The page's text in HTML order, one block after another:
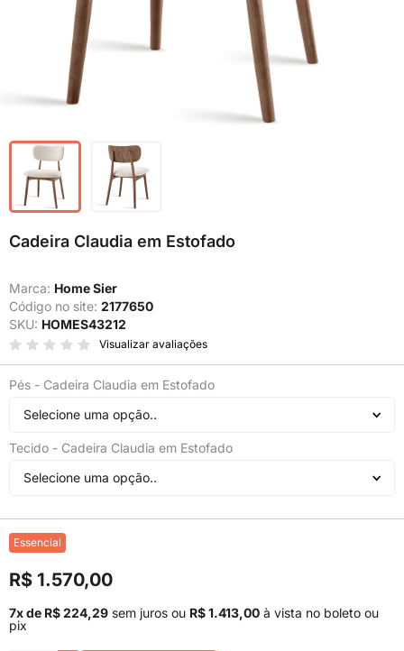
Cadeira Claudia em Estofado
Marca: Home Sier
Código no site: 2177650
SKU: HOMES43212
Visualizar avaliações
Pés - Cadeira Claudia em Estofado
Selecione uma opção..
Tecido - Cadeira Claudia em Estofado
Selecione uma opção..
Essencial
R$ 1.570,00
7x de R$ 224,29 sem juros ou R$ 1.413,00 à vista no boleto ou
pix